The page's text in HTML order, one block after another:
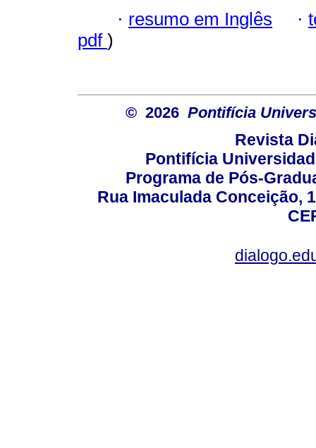
· resumo em Inglês ·
pdf )
© 2026 Pontifícia
Revista
Pontifícia
Programa de Pós-
Rua Imaculada Conceição,